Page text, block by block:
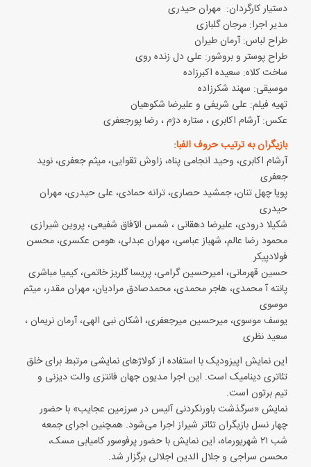
دستیار کارگردان: مهران حیدری
مدیر اجرا: مرجان گلبازی
طراح لباس: آرمان طیران
طراح پوستر و بروشور: علی دل زنده روی
ساخت کلاه: سعیده اکبرزاده
موسیقی: سهند شکرزاده
تهیه فیلم: علی شریفی و علیرضا شکوهیان
عکس: آرشام اکابری ، ستاره دژم ، رضا پورجعفری
بازیگران به ترتیب حروف الفبا:
آرشام اکابری، وحید انجامی پناه، زاوش تقوایی، میثم جعفری، نوید
جعفری
پویا چهل تنان، جمشید حصاری، ترانه حمادی، علی حیدری، مهران
حیدری
شکیلا درودی، علیرضا دهقانی ، شمس الآفاق شفیعی، پروین شیرازی
محمود رضا عالم، شهباز عباسی، مهران عبدلی، هومن عکسری، محسن
فولادپیکر
حسین قهرمانی، امیرحسین گرامی، پریسا گلریز خاتمی، کیمیا مباشری
پانته آ محمدی، هاجر محمدی، محمدصادق مرادیان، مهران مقدر، میثم
موسوی
یوسف موسوی، میرحسین میرجعفری، اشکان نبی الهی، آرمان نریمان ،
سعید نظری
این نمایش اپیزودیک با استفاده از کولاژهای نمایشی مرتبط برای خلق
تئاتری دینامیک است. این اجرا مدیون جهان فانتزی والت دیزنی و
تیم برتون است.
نمایش «سرگذشت باورنکردنی آلیس در سرزمین عجایب» با حضور
چهار نسل بازیگران تئا‌تر شیراز اجرا می‌شود. همچنین اجرای جمعه
شب ۲۱ شهریورماه، این نمایش با حضور پرفوسور کامیابی مسک،
محسن سراجی و جلال الدین اجلالی برگزار شد.